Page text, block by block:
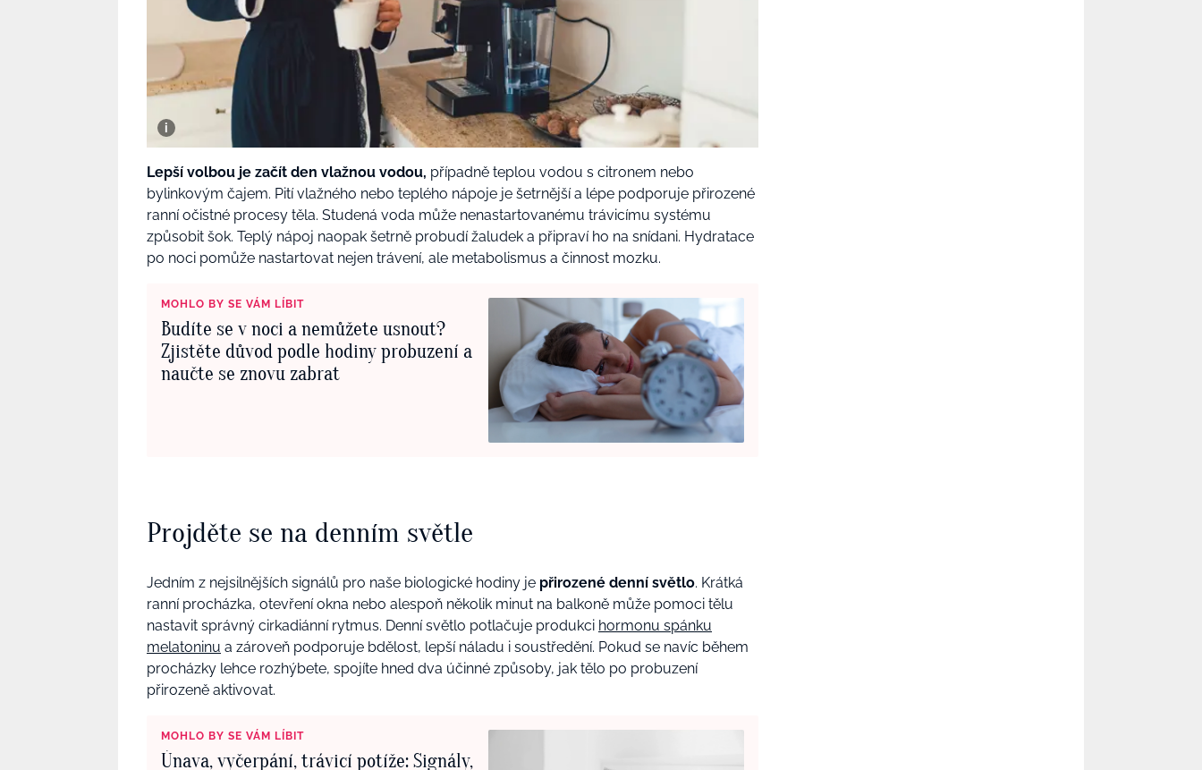
Lepší volbou je začít den vlažnou vodou, případně teplou vodou s citronem nebo
bylinkovým čajem. Pití vlažného nebo teplého nápoje je šetrnější a lépe podporuje přirozené
ranní očistné procesy těla. Studená voda může nenastartovanému trávicímu systému
způsobit šok. Teplý nápoj naopak šetrně probudí žaludek a připraví ho na snídani. Hydratace
po noci pomůže nastartovat nejen trávení, ale metabolismus a činnost mozku.
MOHLO BY SE VÁM LÍBIT
Budíte se v noci a nemůžete usnout?
Zjistěte důvod podle hodiny probuzení a
naučte se znovu zabrat
Projděte se na denním světle
Jedním z nejsilnějších signálů pro naše biologické hodiny je přirozené denní světlo. Krátká
ranní procházka, otevření okna nebo alespoň několik minut na balkoně může pomoci tělu
nastavit správný cirkadiánní rytmus. Denní světlo potlačuje produkci hormonu spánku
melatoninu a zároveň podporuje bdělost, lepší náladu i soustředění. Pokud se navíc během
procházky lehce rozhýbete, spojíte hned dva účinné způsoby, jak tělo po probuzení
přirozeně aktivovat.
MOHLO BY SE VÁM LÍBIT
Únava, vyčerpání, trávicí potíže: Signály,